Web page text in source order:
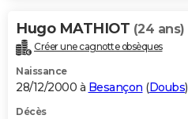
Hugo MATHIOT (24 ans)
Créer une cagnotte obsèques
Naissance
28/12/2000 à Besançon (Doubs)
Décès